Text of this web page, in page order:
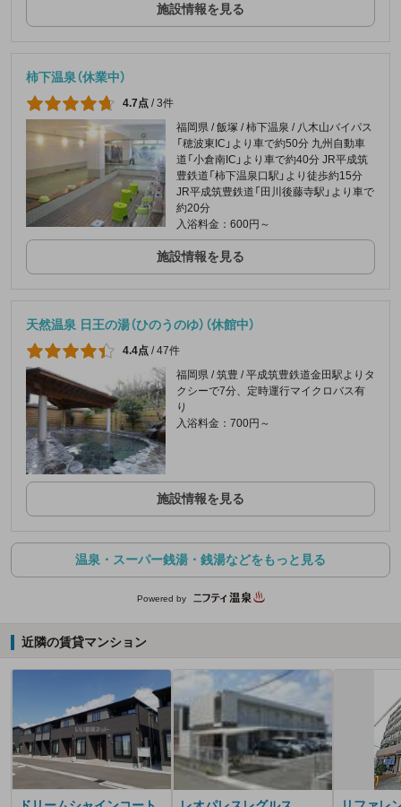
施設情報を見る
柿下温泉（休業中）
4.7点 /3件
福岡県 / 飯塚 / 柿下温泉 / 八木山バイパス
「穂波東IC」より車で約50分 九州自動車
道「小倉南IC」より車で約40分 JR平成筑
豊鉄道「柿下温泉口駅」より徒歩約15分
JR平成筑豊鉄道「田川後藤寺駅」より車で
約20分
入浴料金：600円～
施設情報を見る
天然温泉 日王の湯（ひのうのゆ）（休館中）
4.4点 /47件
福岡県 / 筑豊 / 平成筑豊鉄道金田駅よりタ
クシーで7分、定時運行マイクロバス有
り
入浴料金：700円～
施設情報を見る
温泉・スーパー銭湯・銭湯などをもっと見る
Powered by
近隣の賃貸マンション